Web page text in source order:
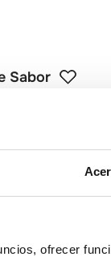
ofrecer
Sabor